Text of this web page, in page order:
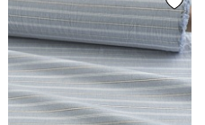
утолщение нитей,
см. от кромки), короткие
цвета. Дефекты вдоль
края браком не являются.
это при заказе.